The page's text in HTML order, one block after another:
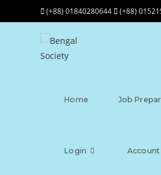
(+88) 01840280644 (+88)
Home Job
Login Account